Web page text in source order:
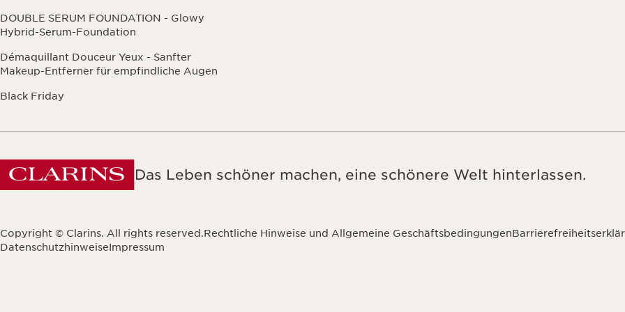
DOUBLE SERUM FOUNDATION - Glowy
Hybrid-Serum-Foundation
Démaquillant Douceur Yeux - Sanfter
Makeup-Entferner für empfindliche Augen
Black Friday
Das Leben schöner machen, eine schönere Welt hinterlassen.
Copyright © Clarins. All rights reserved.Rechtliche Hinweise und Allgemeine Geschäftsbedingungen
DatenschutzhinweiseImpressum